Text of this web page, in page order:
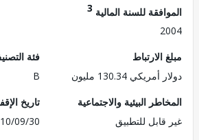
للسنة المالية3
130.34 مليون
فئة التصنيف البيئي
B
البيئية والاجتماعية
للتطبيق
تاريخ الإقفال
2010/09/30